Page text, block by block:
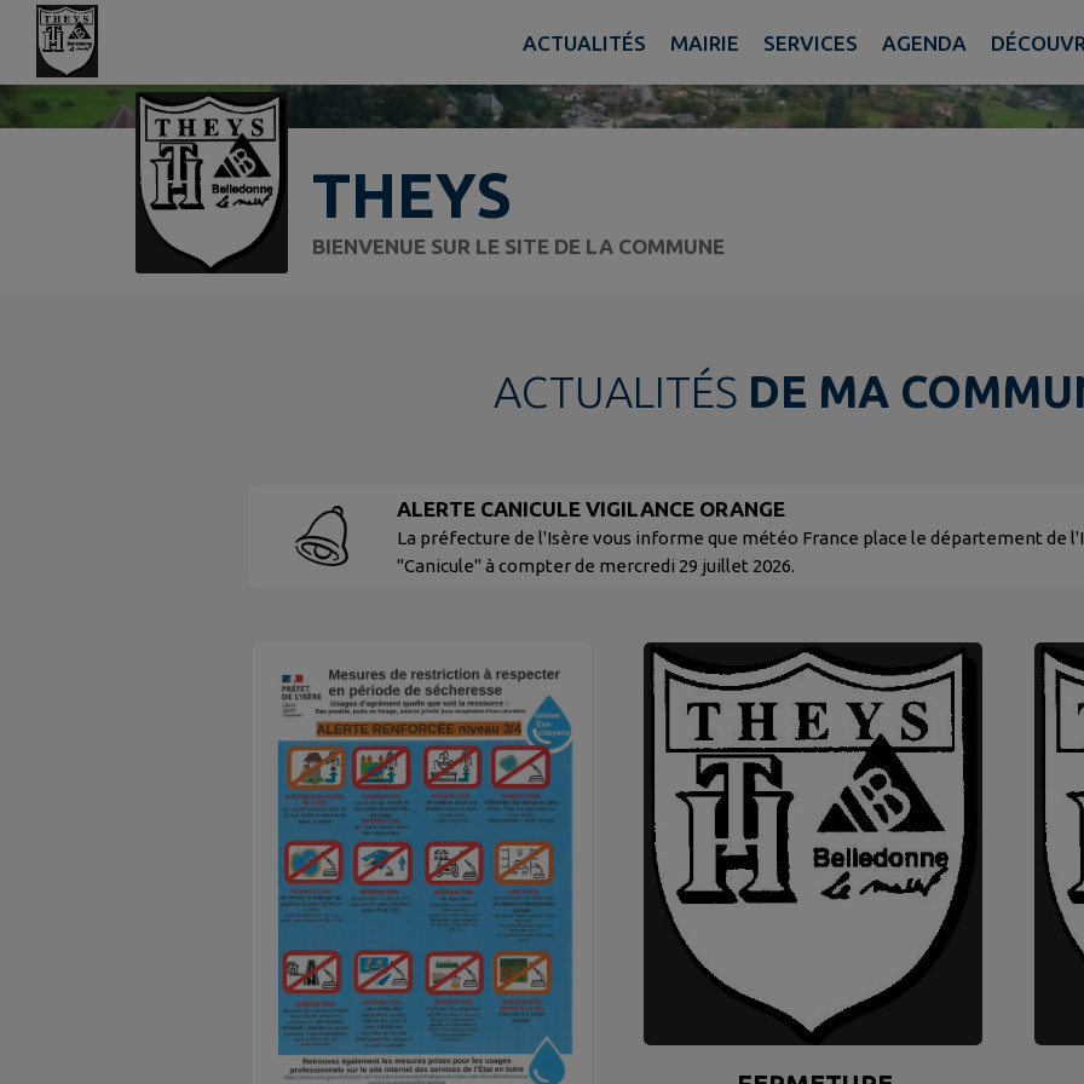
Contenu ACTUALITÉS MAIRIE SERVICES AGENDA
THEYS
BIENVENUE SUR LE SITE DE LA COMMUNE
ACTUALITÉS DE MA
ALERTE CANICULE VIGILANCE ORANGE
La préfecture de l'Isère vous informe que météo France place le département de
"Canicule" à compter de mercredi 29 juillet 2026.